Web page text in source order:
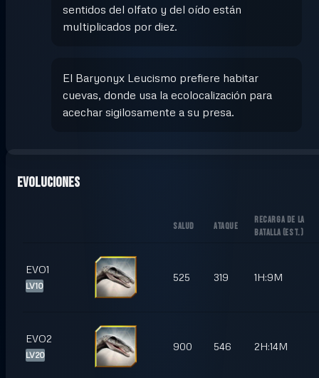
sentidos del olfato y del oído están
multiplicados por diez.
El Baryonyx Leucismo prefiere habitar
cuevas, donde usa la ecolocalización para
acechar sigilosamente a su presa.
Evoluciones
SALUD ATAQUE
RECARGA DE LA
BATALLA (EST.)
EVO1
LV10
525 319 1H:9M
EVO2
LV20
900 546 2H:14M